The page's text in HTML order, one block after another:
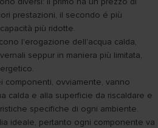
prestazioni, il secondo é più
più ridotte.
l'erogazione dell'acqua calda,
seppur in maniera più limitata,
componenti, ovviamente, vanno
calda e alla superficie da riscaldare e
specifiche di ogni ambiente.
ideale, pertanto ogni componente va